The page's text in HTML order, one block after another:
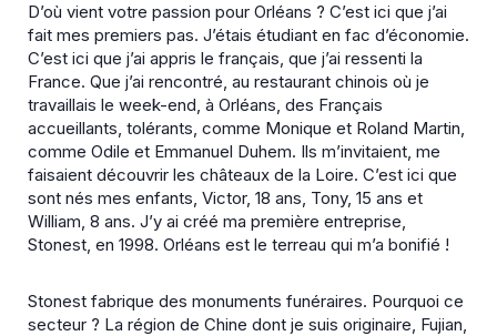
D’où vient votre passion pour Orléans ? C’est ici que j’ai
fait mes premiers pas. J’étais étudiant en fac d’économie.
C’est ici que j’ai appris le français, que j’ai ressenti la
France. Que j’ai rencontré, au restaurant chinois où je
travaillais le week-end, à Orléans, des Français
accueillants, tolérants, comme Monique et Roland Martin,
comme Odile et Emmanuel Duhem. Ils m’invitaient, me
faisaient découvrir les châteaux de la Loire. C’est ici que
sont nés mes enfants, Victor, 18 ans, Tony, 15 ans et
William, 8 ans. J’y ai créé ma première entreprise,
Stonest, en 1998. Orléans est le terreau qui m’a bonifié !
Stonest fabrique des monuments funéraires. Pourquoi ce
secteur ? La région de Chine dont je suis originaire, Fujian,